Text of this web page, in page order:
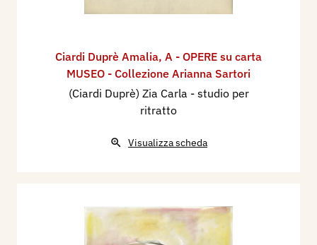
Ciardi Duprè Amalia, A - OPERE su carta
MUSEO - Collezione Arianna Sartori
(Ciardi Duprè) Zia Carla - studio per
ritratto
Visualizza scheda